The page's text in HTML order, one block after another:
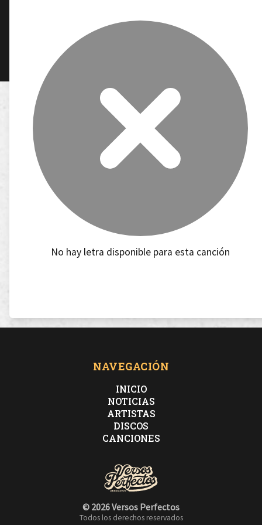
No hay letra disponible para esta canción
NAVEGACIÓN
INICIO
NOTICIAS
ARTISTAS
DISCOS
CANCIONES
© 2026 Versos Perfectos
Todos los derechos reservados